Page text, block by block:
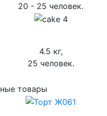
20 - 25 человек.
4.5 кг,
25 человек.
товары